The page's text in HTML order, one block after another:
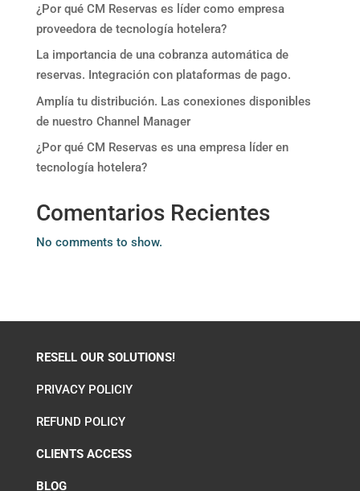
¿Por qué CM Reservas es líder como empresa
proveedora de tecnología hotelera?
La importancia de una cobranza automática de
reservas. Integración con plataformas de pago.
Amplía tu distribución. Las conexiones disponibles
de nuestro Channel Manager
¿Por qué CM Reservas es una empresa líder en
tecnología hotelera?
Comentarios Recientes
No comments to show.
RESELL OUR SOLUTIONS!
PRIVACY POLICIY
REFUND POLICY
CLIENTS ACCESS
BLOG